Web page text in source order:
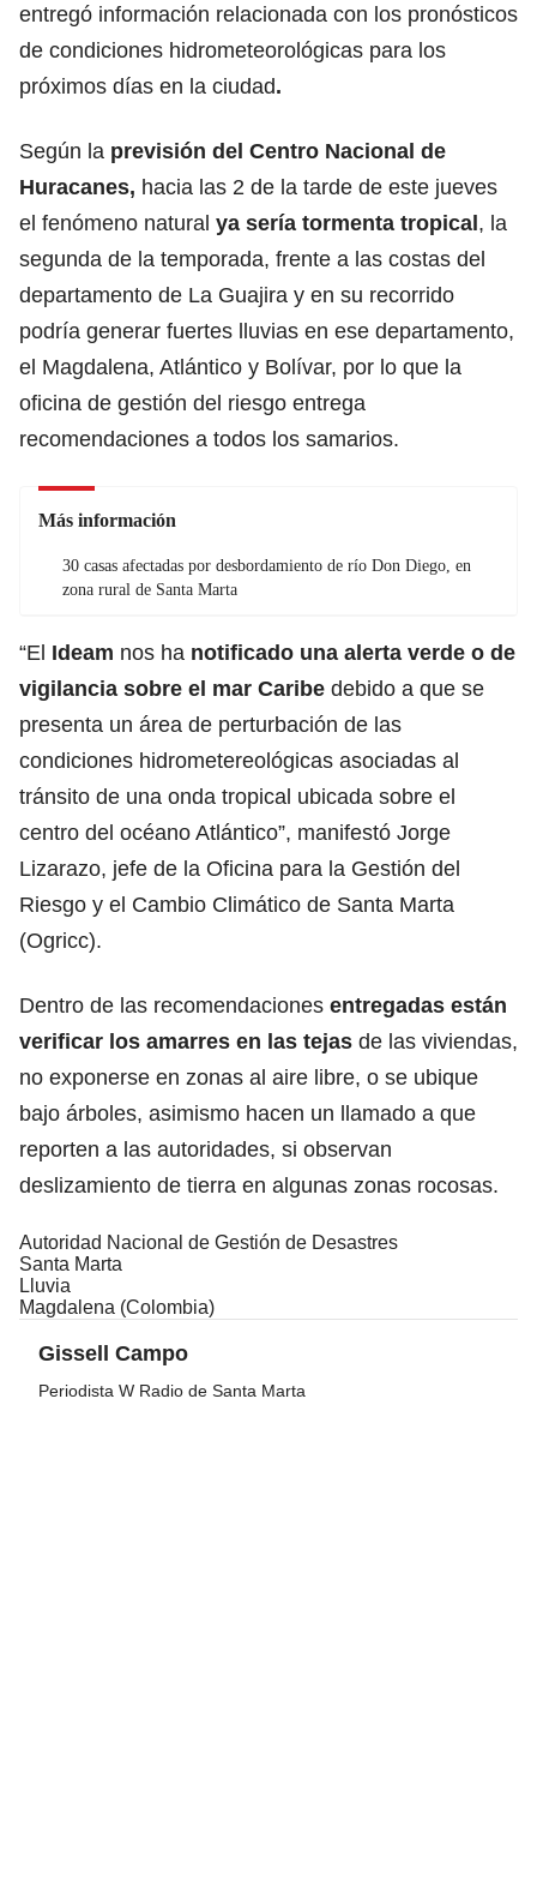
entregó información relacionada con los pronósticos
de condiciones hidrometeorológicas para los
próximos días en la ciudad.
Según la previsión del Centro Nacional de
Huracanes, hacia las 2 de la tarde de este jueves
el fenómeno natural ya sería tormenta tropical, la
segunda de la temporada, frente a las costas del
departamento de La Guajira y en su recorrido
podría generar fuertes lluvias en ese departamento,
el Magdalena, Atlántico y Bolívar, por lo que la
oficina de gestión del riesgo entrega
recomendaciones a todos los samarios.
Más información
30 casas afectadas por desbordamiento de río Don Diego, en
zona rural de Santa Marta
“El Ideam nos ha notificado una alerta verde o de
vigilancia sobre el mar Caribe debido a que se
presenta un área de perturbación de las
condiciones hidrometereológicas asociadas al
tránsito de una onda tropical ubicada sobre el
centro del océano Atlántico”, manifestó Jorge
Lizarazo, jefe de la Oficina para la Gestión del
Riesgo y el Cambio Climático de Santa Marta
(Ogricc).
Dentro de las recomendaciones entregadas están
verificar los amarres en las tejas de las viviendas,
no exponerse en zonas al aire libre, o se ubique
bajo árboles, asimismo hacen un llamado a que
reporten a las autoridades, si observan
deslizamiento de tierra en algunas zonas rocosas.
Autoridad Nacional de Gestión de Desastres
Santa Marta
Lluvia
Magdalena (Colombia)
Gissell Campo
Periodista W Radio de Santa Marta